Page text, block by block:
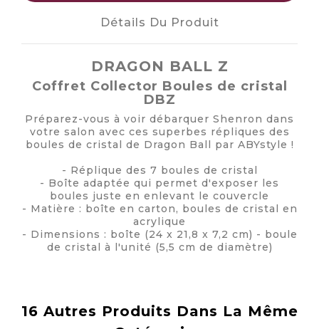
Détails Du Produit
DRAGON BALL Z
Coffret Collector Boules de cristal
DBZ
Préparez-vous à voir débarquer Shenron dans
votre salon avec ces superbes répliques des
boules de cristal de Dragon Ball par ABYstyle !
- Réplique des 7 boules de cristal
- Boîte adaptée qui permet d'exposer les
boules juste en enlevant le couvercle
- Matière : boîte en carton, boules de cristal en
acrylique
- Dimensions : boîte (24 x 21,8 x 7,2 cm) - boule
de cristal à l'unité (5,5 cm de diamètre)
16 Autres Produits Dans La Même